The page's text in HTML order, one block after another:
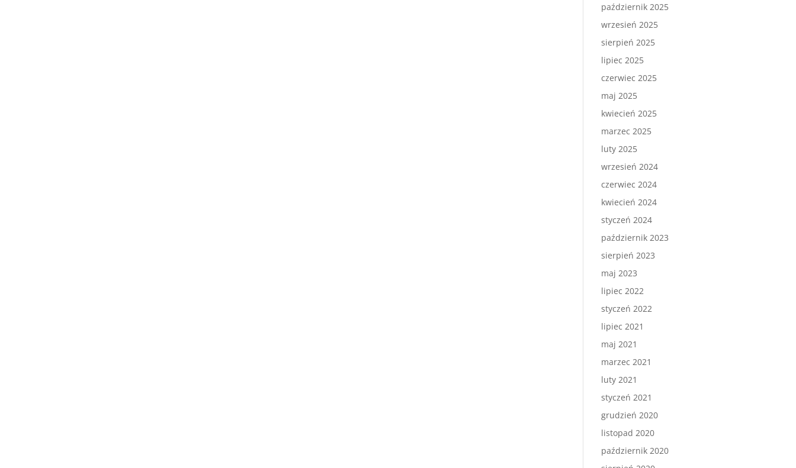
październik 2025
wrzesień 2025
sierpień 2025
lipiec 2025
czerwiec 2025
maj 2025
kwiecień 2025
marzec 2025
luty 2025
wrzesień 2024
czerwiec 2024
kwiecień 2024
styczeń 2024
październik 2023
sierpień 2023
maj 2023
lipiec 2022
styczeń 2022
lipiec 2021
maj 2021
marzec 2021
luty 2021
styczeń 2021
grudzień 2020
listopad 2020
październik 2020